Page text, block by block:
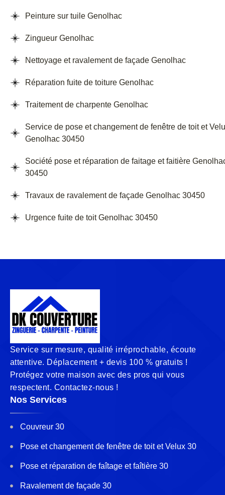
Peinture sur tuile Genolhac
Zingueur Genolhac
Nettoyage et ravalement de façade Genolhac
Réparation fuite de toiture Genolhac
Traitement de charpente Genolhac
Service de pose et changement de fenêtre de toit et
Genolhac 30450
Société pose et réparation de faitage et faitière
30450
Travaux de ravalement de façade Genolhac 30450
Urgence fuite de toit Genolhac 30450
Service sur mesure, qualité irréprochable, écoute
attentive. Déplacement + devis 100 % gratuits !
Protégez votre maison avec des pros qui vous
respectent. Contactez-nous !
Nos Services
Couvreur 30
Pose et changement de fenêtre de toit et Velux 30
Pose et réparation de faîtage et faîtière 30
Ravalement de façade 30